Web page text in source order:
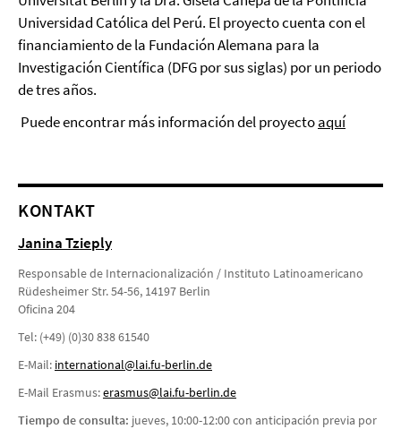
Universidad Católica del Perú. El proyecto cuenta con el
financiamiento de la Fundación Alemana para la
Investigación Científica (DFG por sus siglas) por un periodo
de tres años.
Puede encontrar más información del proyectoaquí
KONTAKT
Janina Tzieply
Responsable de Internacionalización / Instituto Latinoamericano
Rüdesheimer Str. 54-56, 14197 Berlin
Oficina 204
Tel: (+49) (0)30 838 61540
E-Mail: international@lai.fu-berlin.de
E-Mail Erasmus:erasmus@lai.fu-berlin.de
Tiempo de consulta: jueves, 10:00-12:00 con anticipación previa por